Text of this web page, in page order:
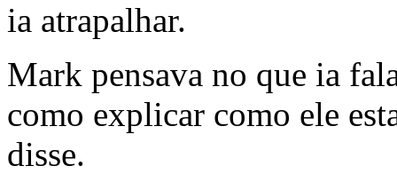
ia atrapalhar.
Mark pensava no que ia
como explicar como ele
disse.